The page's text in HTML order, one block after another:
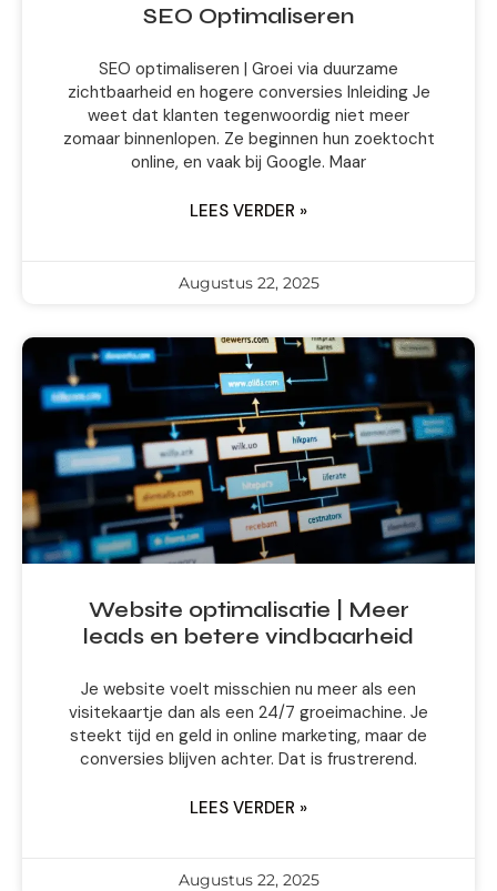
SEO Optimaliseren
SEO optimaliseren | Groei via duurzame
zichtbaarheid en hogere conversies Inleiding Je
weet dat klanten tegenwoordig niet meer
zomaar binnenlopen. Ze beginnen hun zoektocht
online, en vaak bij Google. Maar
LEES VERDER »
Augustus 22, 2025
Website optimalisatie | Meer
leads en betere vindbaarheid
Je website voelt misschien nu meer als een
visitekaartje dan als een 24/7 groeimachine. Je
steekt tijd en geld in online marketing, maar de
conversies blijven achter. Dat is frustrerend.
LEES VERDER »
Augustus 22, 2025